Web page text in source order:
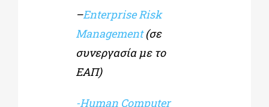
–Enterprise Risk
Management (σε
συνεργασία με το
ΕΑΠ)
-Human Computer